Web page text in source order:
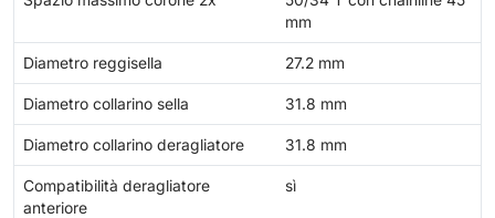
mm
Diametro reggisella 27.2 mm
Diametro collarino sella 31.8 mm
Diametro collarino deragliatore 31.8 mm
Compatibilità deragliatore
anteriore
sì